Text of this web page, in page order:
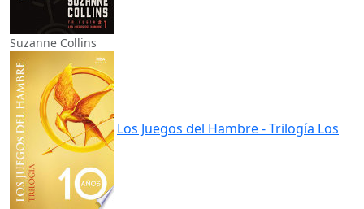
Suzanne Collins
Los Juegos del Hambre - Trilogía Los